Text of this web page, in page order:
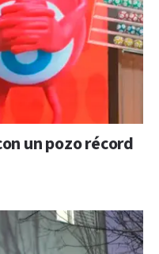
un pozo récord